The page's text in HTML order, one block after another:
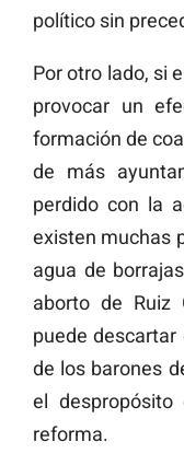
político sin
Por otro lado, si
provocar un
formación de
de más
perdido con la
existen muchas
agua de
aborto de Ruiz
puede descartar
de los barones
el
reforma.